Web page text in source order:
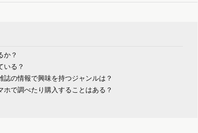
か？
いる？
の情報で興味を持つジャンルは？
で調べたり購入することはある？